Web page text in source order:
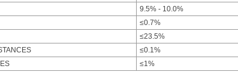
9.5% - 10.0%
≤0.7%
≤23.5%
≤0.1%
≤1%